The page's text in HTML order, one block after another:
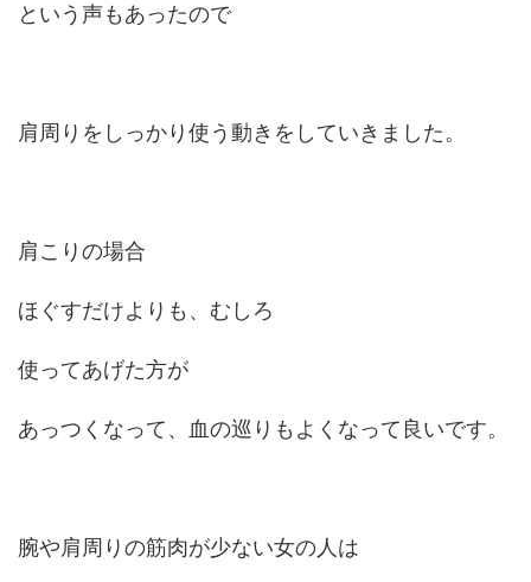
という声もあったので
肩周りをしっかり使う動きをしていきました。
肩こりの場合
ほぐすだけよりも、むしろ
使ってあげた方が
あっつくなって、血の巡りもよくなって良いです。
腕や肩周りの筋肉が少ない女の人は